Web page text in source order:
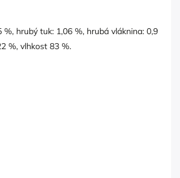
hrubý tuk: 1,06 %, hrubá vláknina: 0,9
%, vlhkost 83 %.